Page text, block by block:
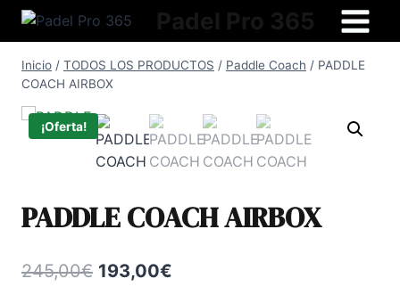
Saltar
Inicio / TODOS LOS PRODUCTOS / Paddle Coach / PADDLE
COACH AIRBOX
¡Oferta!
PADDLE COACH AIRBOX
245,00€ El
193,00€